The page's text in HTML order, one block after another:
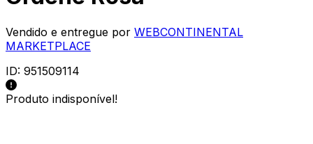
Vendido e entregue por WEBCONTINENTAL
MARKETPLACE
ID: 951509114
Produto indisponível!